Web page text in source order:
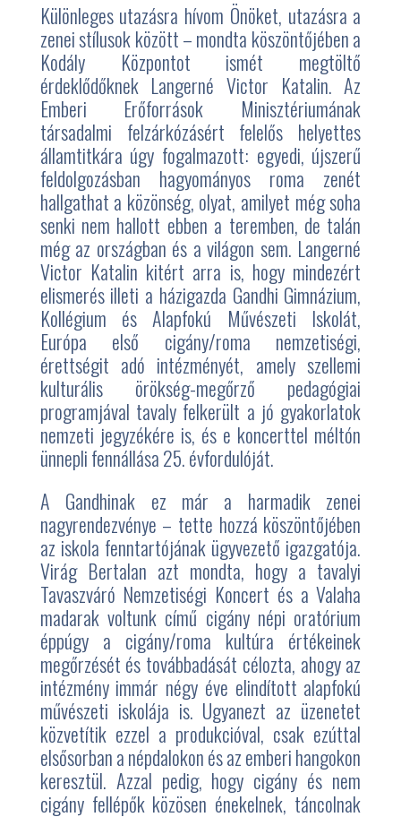
Különleges utazásra hívom Önöket, utazásra a
zenei stílusok között – mondta köszöntőjében a
Kodály Központot ismét megtöltő
érdeklődőknek Langerné Victor Katalin. Az
Emberi Erőforrások Minisztériumának
társadalmi felzárkózásért felelős helyettes
államtitkára úgy fogalmazott: egyedi, újszerű
feldolgozásban hagyományos roma zenét
hallgathat a közönség, olyat, amilyet még soha
senki nem hallott ebben a teremben, de talán
még az országban és a világon sem. Langerné
Victor Katalin kitért arra is, hogy mindezért
elismerés illeti a házigazda Gandhi Gimnázium,
Kollégium és Alapfokú Művészeti Iskolát,
Európa első cigány/roma nemzetiségi,
érettségit adó intézményét, amely szellemi
kulturális örökség-megőrző pedagógiai
programjával tavaly felkerült a jó gyakorlatok
nemzeti jegyzékére is, és e koncerttel méltón
ünnepli fennállása 25. évfordulóját.
A Gandhinak ez már a harmadik zenei
nagyrendezvénye – tette hozzá köszöntőjében
az iskola fenntartójának ügyvezető igazgatója.
Virág Bertalan azt mondta, hogy a tavalyi
Tavaszváró Nemzetiségi Koncert és a Valaha
madarak voltunk című cigány népi oratórium
éppúgy a cigány/roma kultúra értékeinek
megőrzését és továbbadását célozta, ahogy az
intézmény immár négy éve elindított alapfokú
művészeti iskolája is. Ugyanezt az üzenetet
közvetítik ezzel a produkcióval, csak ezúttal
elsősorban a népdalokon és az emberi hangokon
keresztül. Azzal pedig, hogy cigány és nem
cigány fellépők közösen énekelnek, táncolnak